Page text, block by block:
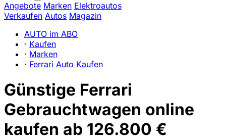
Angebote Marken Elektroautos
Verkaufen Autos Magazin
AUTO im ABO
· Kaufen
· Marken
· Ferrari Auto Kaufen
Günstige Ferrari
Gebrauchtwagen online
kaufen ab 126.800 €